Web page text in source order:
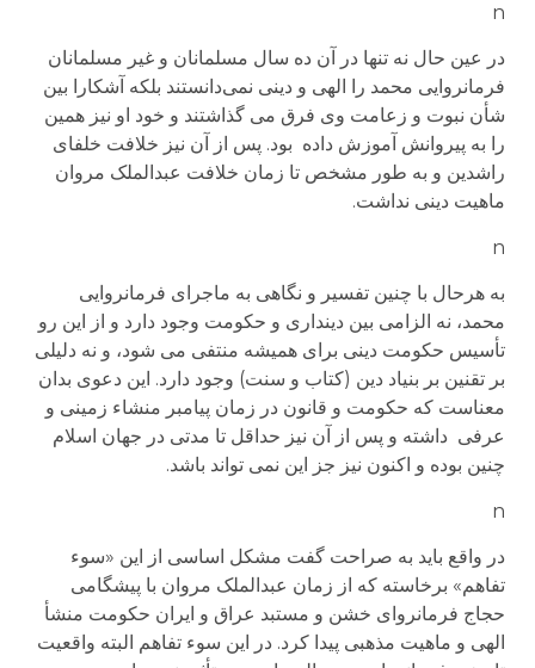
n
در عین حال نه تنها در آن ده سال مسلمانان و غیر مسلمانان
فرمانروایی محمد را الهی و دینی نمی‌دانستند بلکه آشکارا بین
شأن نبوت و زعامت وی فرق می گذاشتند و خود او نیز همین
را به پیروانش آموزش داده بود. پس از آن نیز خلافت خلفای
راشدین و به طور مشخص تا زمان خلافت عبدالملک مروان
ماهیت دینی نداشت.
n
به هرحال با چنین تفسیر و نگاهی به ماجرای فرمانروایی
محمد، نه الزامی بین دینداری و حکومت وجود دارد و از این رو
تأسیس حکومت دینی برای همیشه منتفی می شود، و نه دلیلی
بر تقنین بر بنیاد دین (کتاب و سنت) وجود دارد. این دعوی بدان
معناست که حکومت و قانون در زمان پیامبر منشاء زمینی و
عرفی داشته و پس از آن نیز حداقل تا مدتی در جهان اسلام
چنین بوده و اکنون نیز جز این نمی تواند باشد.
n
در واقع باید به صراحت گفت مشکل اساسی از این «سوء
تفاهم» برخاسته که از زمان عبدالملک مروان با پیشگامی
حجاج فرمانروای خشن و مستبد عراق و ایران حکومت منشأ
الهی و ماهیت مذهبی پیدا کرد. در این سوء تفاهم البته واقعیت